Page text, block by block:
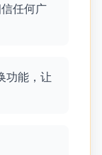
任何广
功能，让